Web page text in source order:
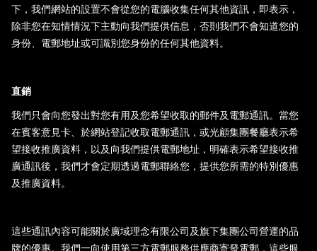
下，我們網站的設置不會從您的電腦收集任何其他資訊，即表示，
除非您在知情情況下主動向我們提供信息，否則我們不會知道您的
身份、電郵地址或可識別您身份的任何其他資料。
直銷
我們只會向您發出對您有用及您希望收取的郵件及電郵通訊。當您
在賓客意見卡、於網站登記收取電郵通訊，或光顧集團餐廳表示希
望接收推廣資料，以及向我們提供電郵地址，明確表示希望接收推
廣通訊後，我們才會定期透過電郵聯絡您，提供您所需的特別優惠
及推廣資料。
這些通訊內容可能關於廣域理念有限公司及旗下集團公司營運的品
牌的優惠。我們一向使用第三方電郵服務供應商寄發電郵，這些服